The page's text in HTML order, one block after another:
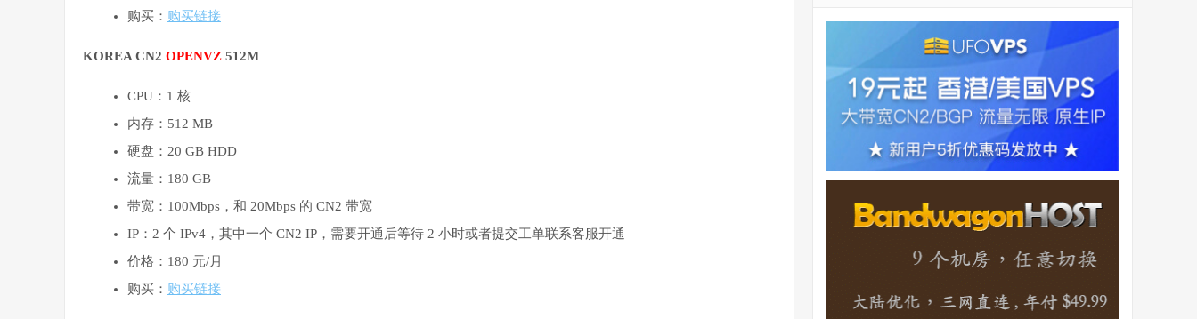
购买： 购买链接
KOREA CN2 OPENVZ 512M
CPU：1 核
内存：512 MB
硬盘：20 GB HDD
流量：180 GB
带宽：100Mbps，和 20Mbps 的 CN2 带宽
IP：2 个 IPv4，其中一个 CN2 IP，需要开通后等待 2 小时或者提交工单联系客服开通
价格：180 元/月
购买： 购买链接